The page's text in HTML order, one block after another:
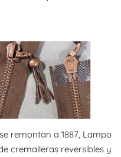
remontan a 1887, Lampo
cremalleras reversibles y